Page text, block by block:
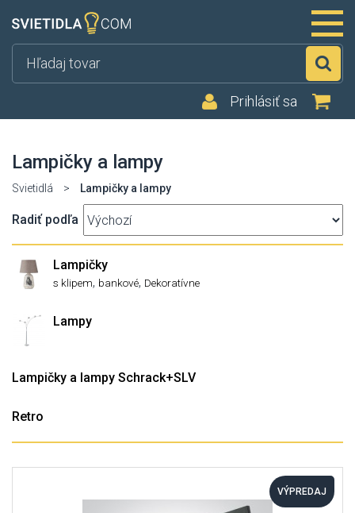
Prihlásiť sa
Lampičky a lampy
Svietidlá > Lampičky a lampy
Radiť podľa
Lampičky
s klipem, bankové, Dekoratívne
Lampy
Lampičky a lampy Schrack+SLV
Retro
VÝPREDAJ